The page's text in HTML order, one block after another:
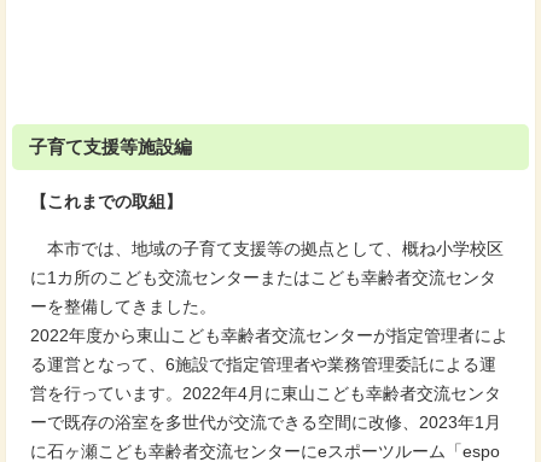
子育て支援等施設編
【これまでの取組】
本市では、地域の子育て支援等の拠点として、概ね小学校区
に1カ所のこども交流センターまたはこども幸齢者交流センタ
ーを整備してきました。
2022年度から東山こども幸齢者交流センターが指定管理者によ
る運営となって、6施設で指定管理者や業務管理委託による運
営を行っています。2022年4月に東山こども幸齢者交流センタ
ーで既存の浴室を多世代が交流できる空間に改修、2023年1月
に石ヶ瀬こども幸齢者交流センターにeスポーツルーム「espo